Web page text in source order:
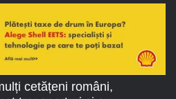
cetățeni români,